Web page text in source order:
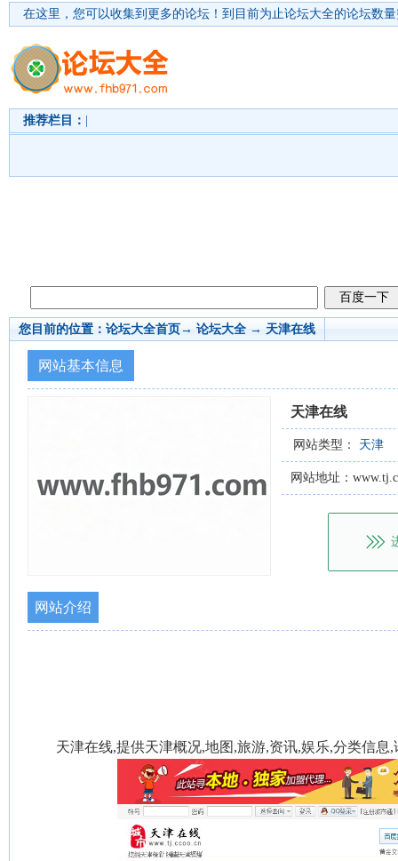
在这里，您可以收集到更多的论坛！ 到目前为止论坛大全的论坛数
推荐栏目：
您目前的位置： 论坛大全首页→ 论坛大全 → 天津在线
网站基本信息
天津在线
网站类型： 天津
网站地址：
网站介绍
天津在线,提供天津概况,地图,旅游,资讯,娱乐,分类信息